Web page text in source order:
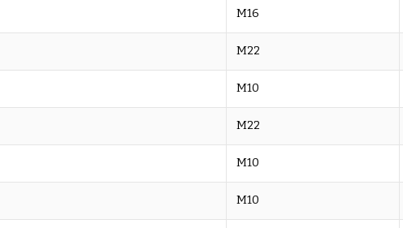
M16
M22
M10
M22
M10
M10